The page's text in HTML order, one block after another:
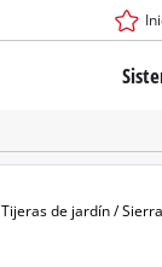
El
Tijeras de jardín /